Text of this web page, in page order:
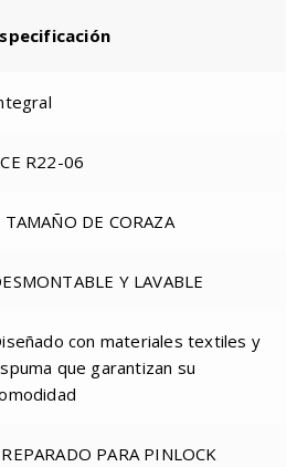
R22-06
TAMAÑO DE CORAZA
Y LAVABLE
con materiales textiles y
que garantizan su
PARA PINLOCK